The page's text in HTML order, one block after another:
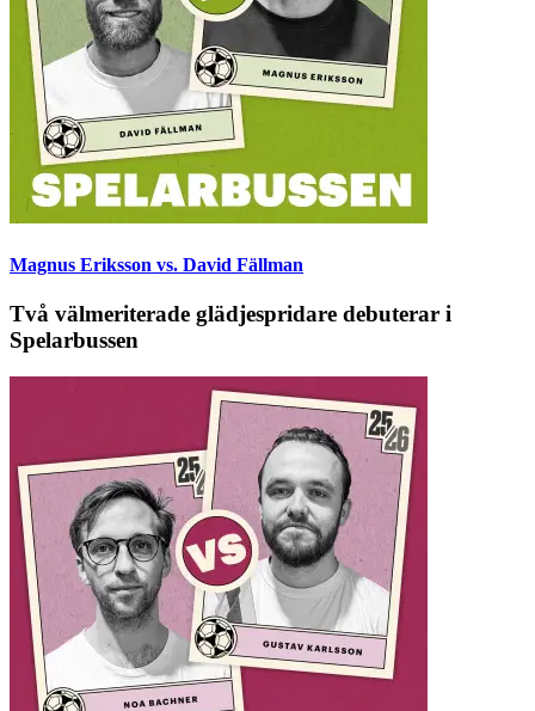
Magnus Eriksson vs. David Fällman
Två välmeriterade glädjespridare debuterar i
Spelarbussen